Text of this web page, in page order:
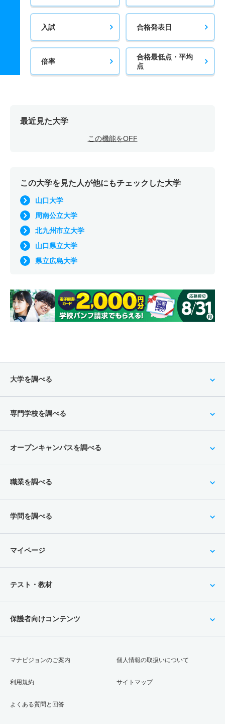
入試 合格発表日
倍率
合格最低点・平均
点
最近見た大学
この機能をOFF
この大学を見た人が他にもチェックした大学
山口大学
周南公立大学
北九州市立大学
山口県立大学
県立広島大学
大学を調べる
専門学校を調べる
オープンキャンパスを調べる
職業を調べる
学問を調べる
マイページ
テスト・教材
保護者向けコンテンツ
マナビジョンのご案内
利用規約
よくある質問と回答
個人情報の取扱いについて
サイトマップ